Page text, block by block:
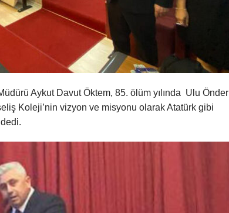
Aykut Davut Öktem, 85. ölüm yılında Ulu Önder
Koleji’nin vizyon ve misyonu olarak Atatürk gibi